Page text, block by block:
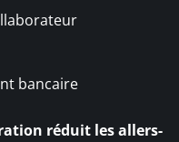
bancaire
réduit les allers-